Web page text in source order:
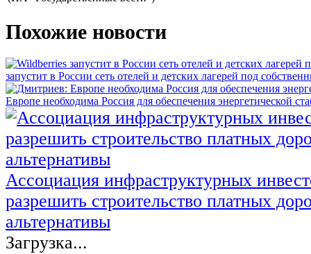
Похожие новости
запустит в России сеть отелей и детских лагерей под
Европе необходима Россия для обеспечения энергетической
Ассоциация инфраструктурных
разрешить строительство платных
альтернативы
Загрузка...